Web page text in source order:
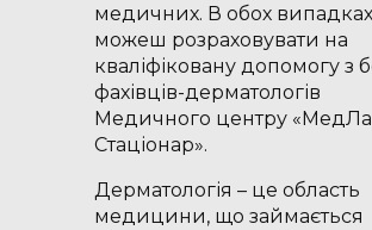
медичних. В обох
можеш розраховувати на
кваліфіковану допомогу з
фахівців-дерматологів
Медичного центру
Стаціонар».
Дерматологія – це область
медицини, що займається